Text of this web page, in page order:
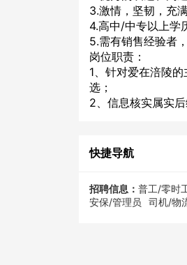
3.激情，坚韧，充
4.高中/中专以上学
5.需有销售经验者
岗位职责：
1、针对爱在涪陵
选；
2、信息核实属实
快捷导航
招聘信息： 普工/零时
安保/管理员
司机/物